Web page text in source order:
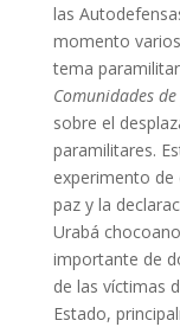
las
momento
tema
Comunidades
sobre el
paramilitares.
experimento
paz y la
Urabá
importante de
de las víctimas
Estado,